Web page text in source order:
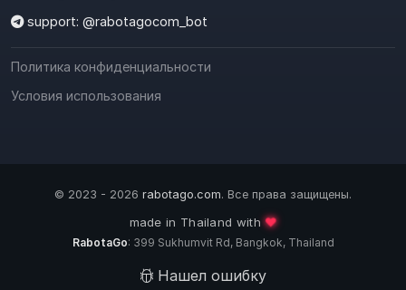
support: @rabotagocom_bot
Политика конфиденциальности
Условия использования
© 2023 - 2026 rabotago.com. Все права защищены.
made in Thailand with❤️
RabotaGo: 399 Sukhumvit Rd, Bangkok, Thailand
Нашел ошибку